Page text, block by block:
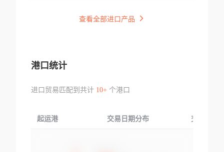
查看全部进口产品
港口统计
进口贸易匹配到共计 10+个港口
起运港 交易日期分布 交易产品